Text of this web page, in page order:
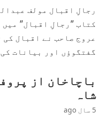
رجالِ اقبال مولف
کتاب "رجالِ اقبال" میں
عروج صاحب نے اقبال کی
گفتگوؤں اور بیانات
باچاخان از
شاہ
5 سال ago